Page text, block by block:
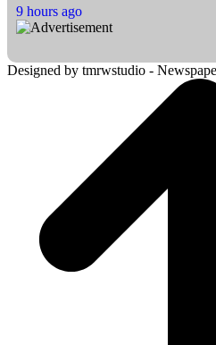
9 hours ago
Designed by tmrwstudio -